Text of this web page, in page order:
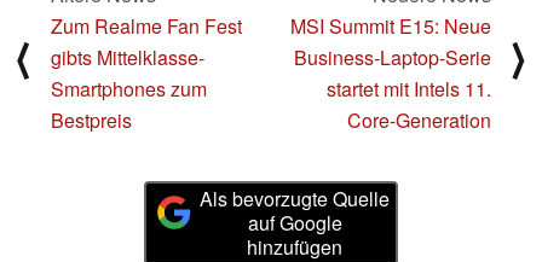
⟨
Zum Realme Fan Fest
gibts Mittelklasse-
Smartphones zum
Bestpreis
MSI Summit E15: Neue
Business-Laptop-Serie
startet mit Intels 11.
Core-Generation
⟩
Als bevorzugte Quelle
auf Google
hinzufügen